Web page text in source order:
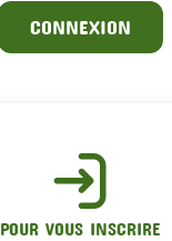
CONNEXION
POUR VOUS INSCRIRE